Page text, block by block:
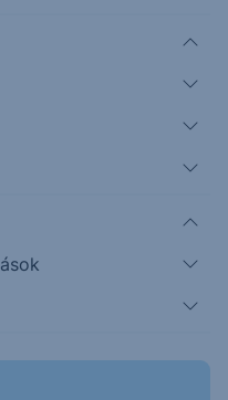
napi
a várt
szintet (1,025 vs.